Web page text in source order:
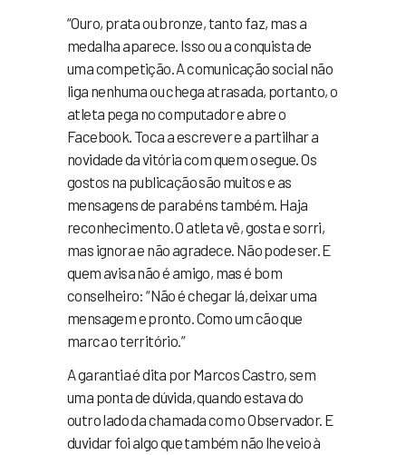
“Ouro, prata ou bronze, tanto faz, mas a
medalha aparece. Isso ou a conquista de
uma competição. A comunicação social não
liga nenhuma ou chega atrasada, portanto, o
atleta pega no computador e abre o
Facebook. Toca a escrever e a partilhar a
novidade da vitória com quem o segue. Os
gostos na publicação são muitos e as
mensagens de parabéns também. Haja
reconhecimento. O atleta vê, gosta e sorri,
mas ignora e não agradece. Não pode ser. E
quem avisa não é amigo, mas é bom
conselheiro: “Não é chegar lá, deixar uma
mensagem e pronto. Como um cão que
marca o território.”
A garantia é dita por Marcos Castro, sem
uma ponta de dúvida, quando estava do
outro lado da chamada com o Observador. E
duvidar foi algo que também não lhe veio à